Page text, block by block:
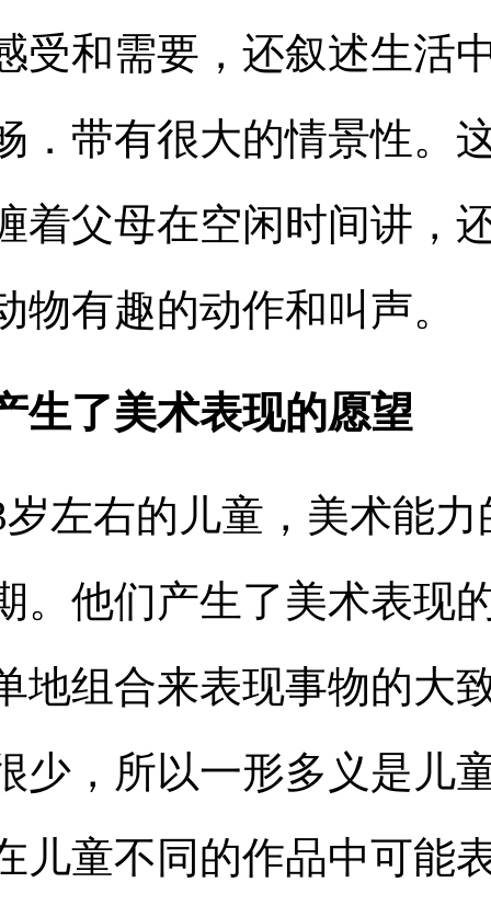
受和需要，还叙述生活
．带有很大的情景性。
着父母在空闲时间讲，
物有趣的动作和叫声。
生了美术表现的愿望
岁左右的儿童，美术能
。他们产生了美术表现
地组合来表现事物的大
少，所以一形多义是儿
儿童不同的作品中可能